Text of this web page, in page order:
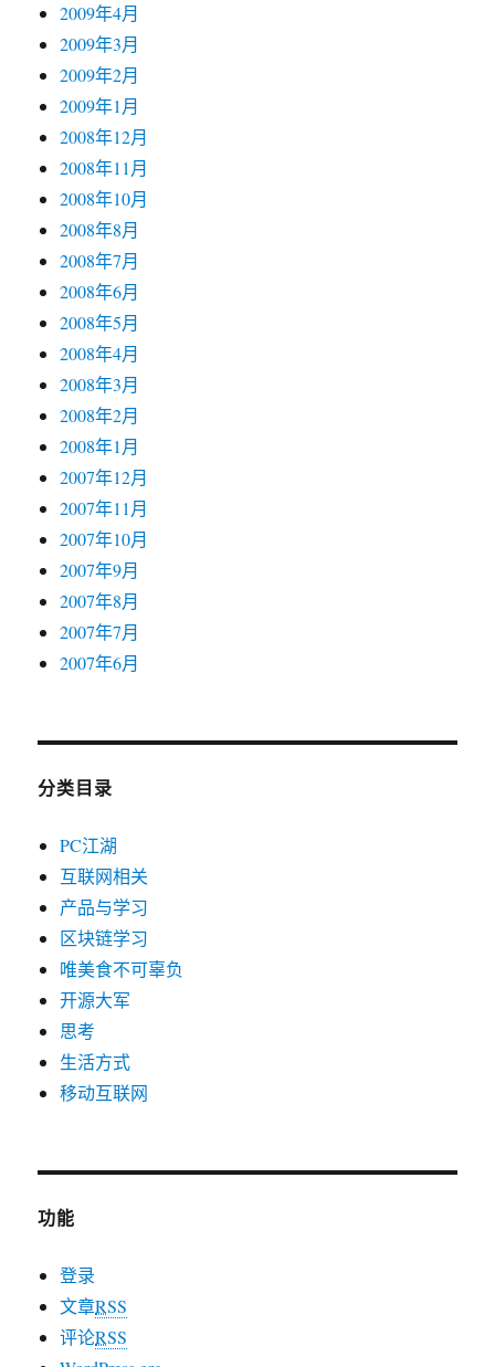
2009年4月
2009年3月
2009年2月
2009年1月
2008年12月
2008年11月
2008年10月
2008年8月
2008年7月
2008年6月
2008年5月
2008年4月
2008年3月
2008年2月
2008年1月
2007年12月
2007年11月
2007年10月
2007年9月
2007年8月
2007年7月
2007年6月
分类目录
PC江湖
互联网相关
产品与学习
区块链学习
唯美食不可辜负
开源大军
思考
生活方式
移动互联网
功能
登录
文章RSS
评论RSS